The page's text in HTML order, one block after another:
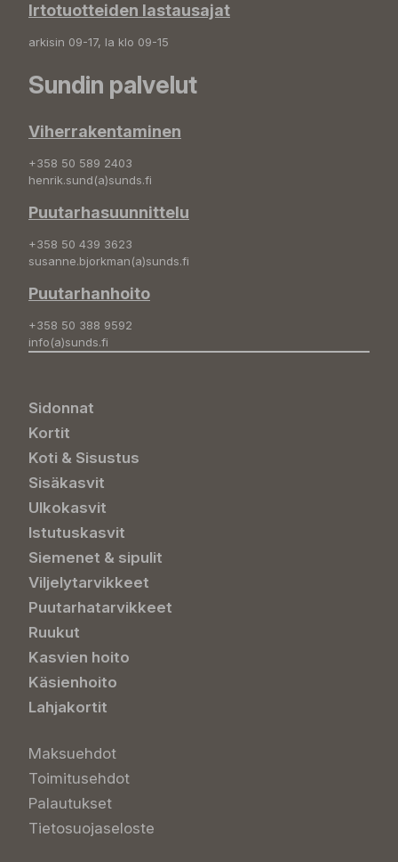
Irtotuotteiden lastausajat
arkisin 09-17, la klo 09-15
Sundin palvelut
Viherrakentaminen
+358 50 589 2403
henrik.sund(a)sunds.fi
Puutarhasuunnittelu
+358 50 439 3623
susanne.bjorkman(a)sunds.fi
Puutarhanhoito
+358 50 388 9592
info(a)sunds.fi
Sidonnat
Kortit
Koti & Sisustus
Sisäkasvit
Ulkokasvit
Istutuskasvit
Siemenet & sipulit
Viljelytarvikkeet
Puutarhatarvikkeet
Ruukut
Kasvien hoito
Käsienhoito
Lahjakortit
Maksuehdot
Toimitusehdot
Palautukset
Tietosuojaseloste